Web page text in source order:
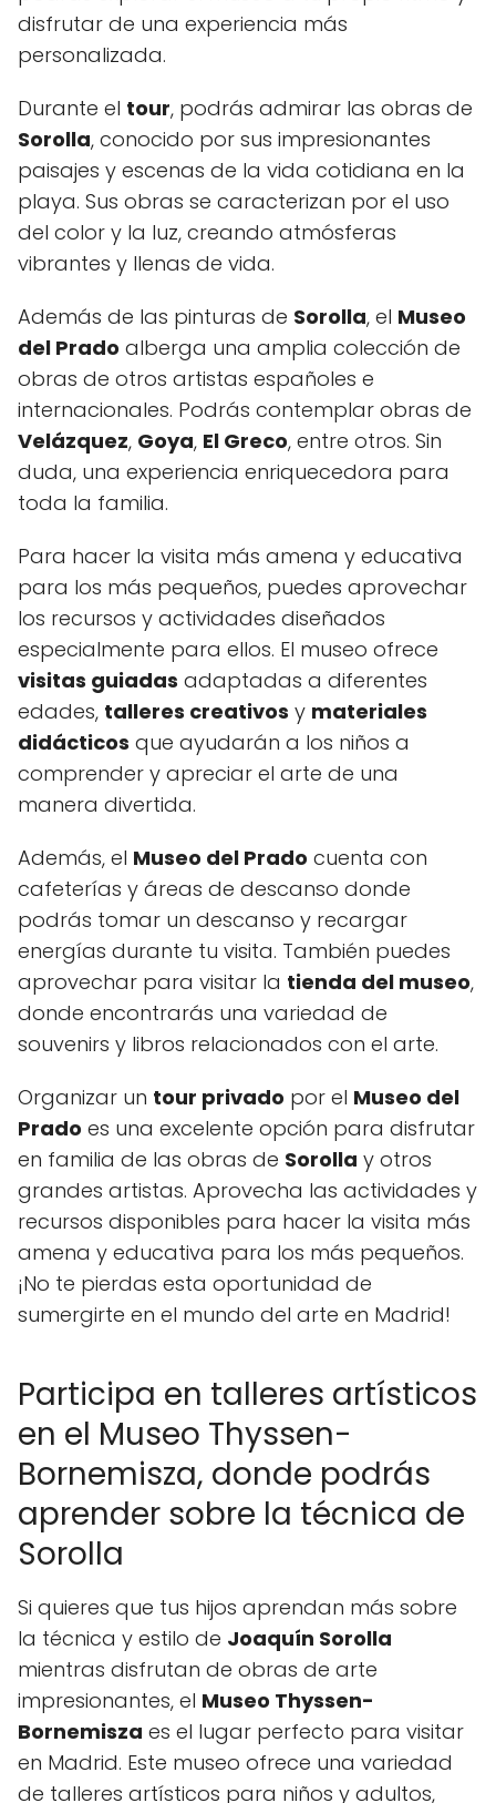
disfrutar de una experiencia más
personalizada.
Durante el tour, podrás admirar las obras de
Sorolla, conocido por sus impresionantes
paisajes y escenas de la vida cotidiana en la
playa. Sus obras se caracterizan por el uso
del color y la luz, creando atmósferas
vibrantes y llenas de vida.
Además de las pinturas de Sorolla, el Museo
del Prado alberga una amplia colección de
obras de otros artistas españoles e
internacionales. Podrás contemplar obras de
Velázquez, Goya, El Greco, entre otros. Sin
duda, una experiencia enriquecedora para
toda la familia.
Para hacer la visita más amena y educativa
para los más pequeños, puedes aprovechar
los recursos y actividades diseñados
especialmente para ellos. El museo ofrece
visitas guiadas adaptadas a diferentes
edades, talleres creativos y materiales
didácticos que ayudarán a los niños a
comprender y apreciar el arte de una
manera divertida.
Además, el Museo del Prado cuenta con
cafeterías y áreas de descanso donde
podrás tomar un descanso y recargar
energías durante tu visita. También puedes
aprovechar para visitar la tienda del museo,
donde encontrarás una variedad de
souvenirs y libros relacionados con el arte.
Organizar un tour privado por el Museo del
Prado es una excelente opción para disfrutar
en familia de las obras de Sorolla y otros
grandes artistas. Aprovecha las actividades y
recursos disponibles para hacer la visita más
amena y educativa para los más pequeños.
¡No te pierdas esta oportunidad de
sumergirte en el mundo del arte en Madrid!
Participa en talleres artísticos
en el Museo Thyssen-
Bornemisza, donde podrás
aprender sobre la técnica de
Sorolla
Si quieres que tus hijos aprendan más sobre
la técnica y estilo de Joaquín Sorolla
mientras disfrutan de obras de arte
impresionantes, el Museo Thyssen-
Bornemisza es el lugar perfecto para visitar
en Madrid. Este museo ofrece una variedad
de talleres artísticos para niños y adultos,